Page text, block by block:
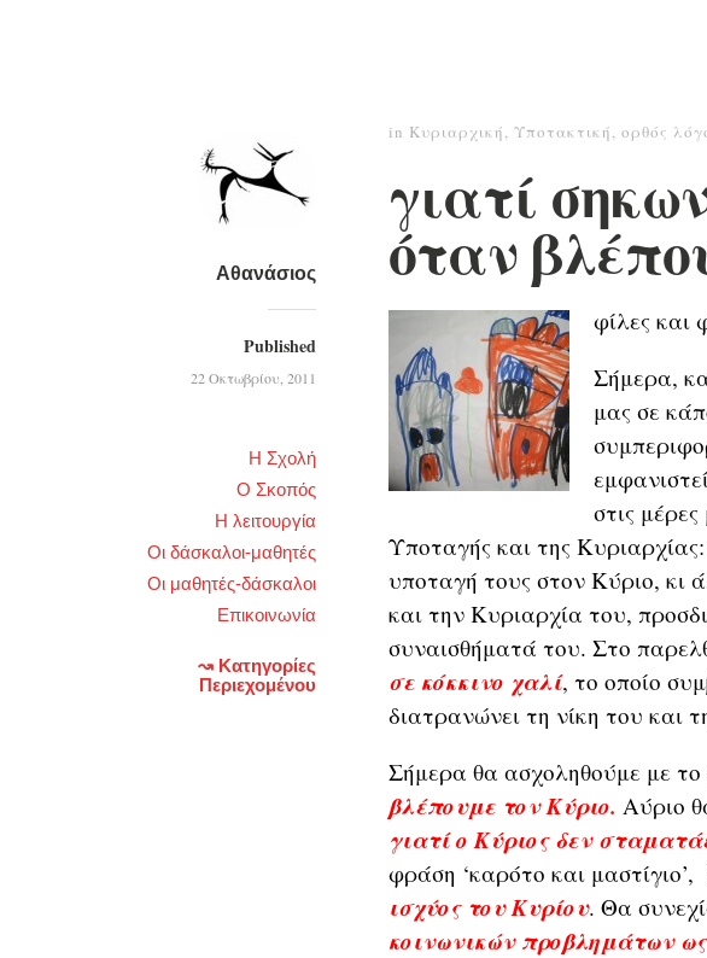
Αθανάσιος
Published
22 Οκτωβρίου, 2011
Η Σχολή
Ο Σκοπός
Η λειτουργία
Οι δάσκαλοι-μαθητές
Οι μαθητές-δάσκαλοι
Επικοινωνία
↝ Κατηγορίες
Περιεχομένου
in Κυριαρχική, Υποτακτική, ορθός
γιατί
όταν
φίλες και
Σήμερα,
μας σε
στις
Υποταγής και της
υποταγή τους στον Κύριο, κι
και την Κυριαρχία του,
συναισθήματά του. Στο
σε κόκκινο χαλί, το οποίο
διατρανώνει τη νίκη του και
Σήμερα θα ασχοληθούμε με το
βλέπουμε τον Κύριο. Αύριο
γιατί ο Κύριος δεν
φράση ‘καρότο και
ισχύος του Κυρίου. Θα
κοινωνικών προβλημάτων